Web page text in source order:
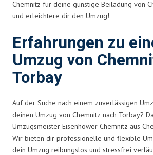
Chemnitz für deine günstige Beiladung von
und erleichtere dir den Umzug!
Erfahrungen zu
Umzug von
Torbay
Auf der Suche nach einem zuverlässigen
deinen Umzug von Chemnitz nach Torbay?
Umzugsmeister Eisenhower Chemnitz aus
Wir bieten dir professionelle und flexible
dein Umzug reibungslos und stressfrei